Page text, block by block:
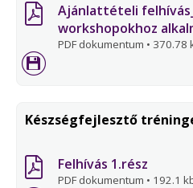
Ajánlattételi
workshopokhoz
PDF dokumentum • 370.78
Készségfejlesztő
Felhívás 1.rész
PDF dokumentum • 192.1